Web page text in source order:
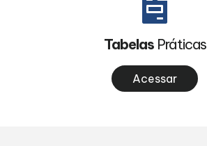
Tabelas Práticas
Acessar